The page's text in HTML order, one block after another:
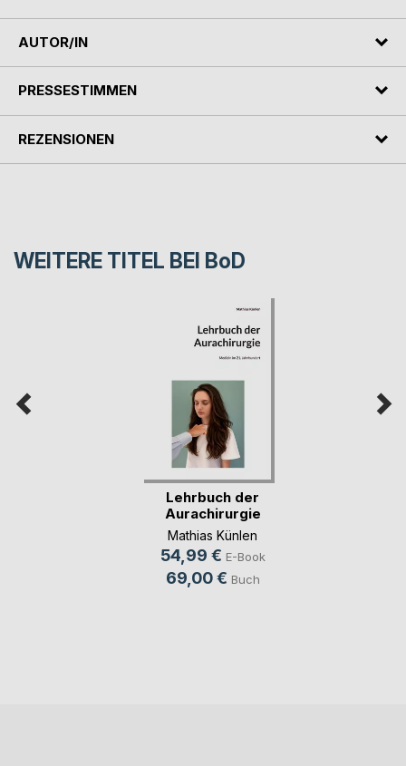
AUTOR/IN
PRESSESTIMMEN
REZENSIONEN
WEITERE TITEL BEI BoD
Lehrbuch der
Aurachirurgie
Mathias Künlen
54,99 € E-Book
69,00 € Buch